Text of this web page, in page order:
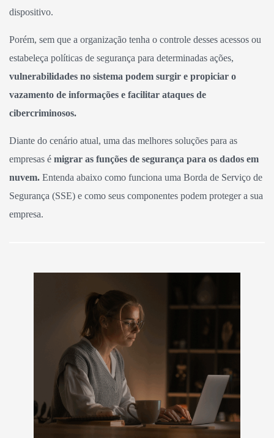
dispositivo.
Porém, sem que a organização tenha o controle desses acessos ou
estabeleça políticas de segurança para determinadas ações,
vulnerabilidades no sistema podem surgir e propiciar o
vazamento de informações e facilitar ataques de
cibercriminosos.
Diante do cenário atual, uma das melhores soluções para as
empresas é migrar as funções de segurança para os dados em
nuvem. Entenda abaixo como funciona uma Borda de Serviço de
Segurança (SSE) e como seus componentes podem proteger a sua
empresa.